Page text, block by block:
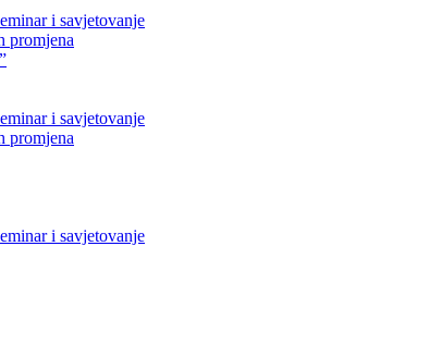
i savjetovanje
promjena
i savjetovanje
promjena
i savjetovanje